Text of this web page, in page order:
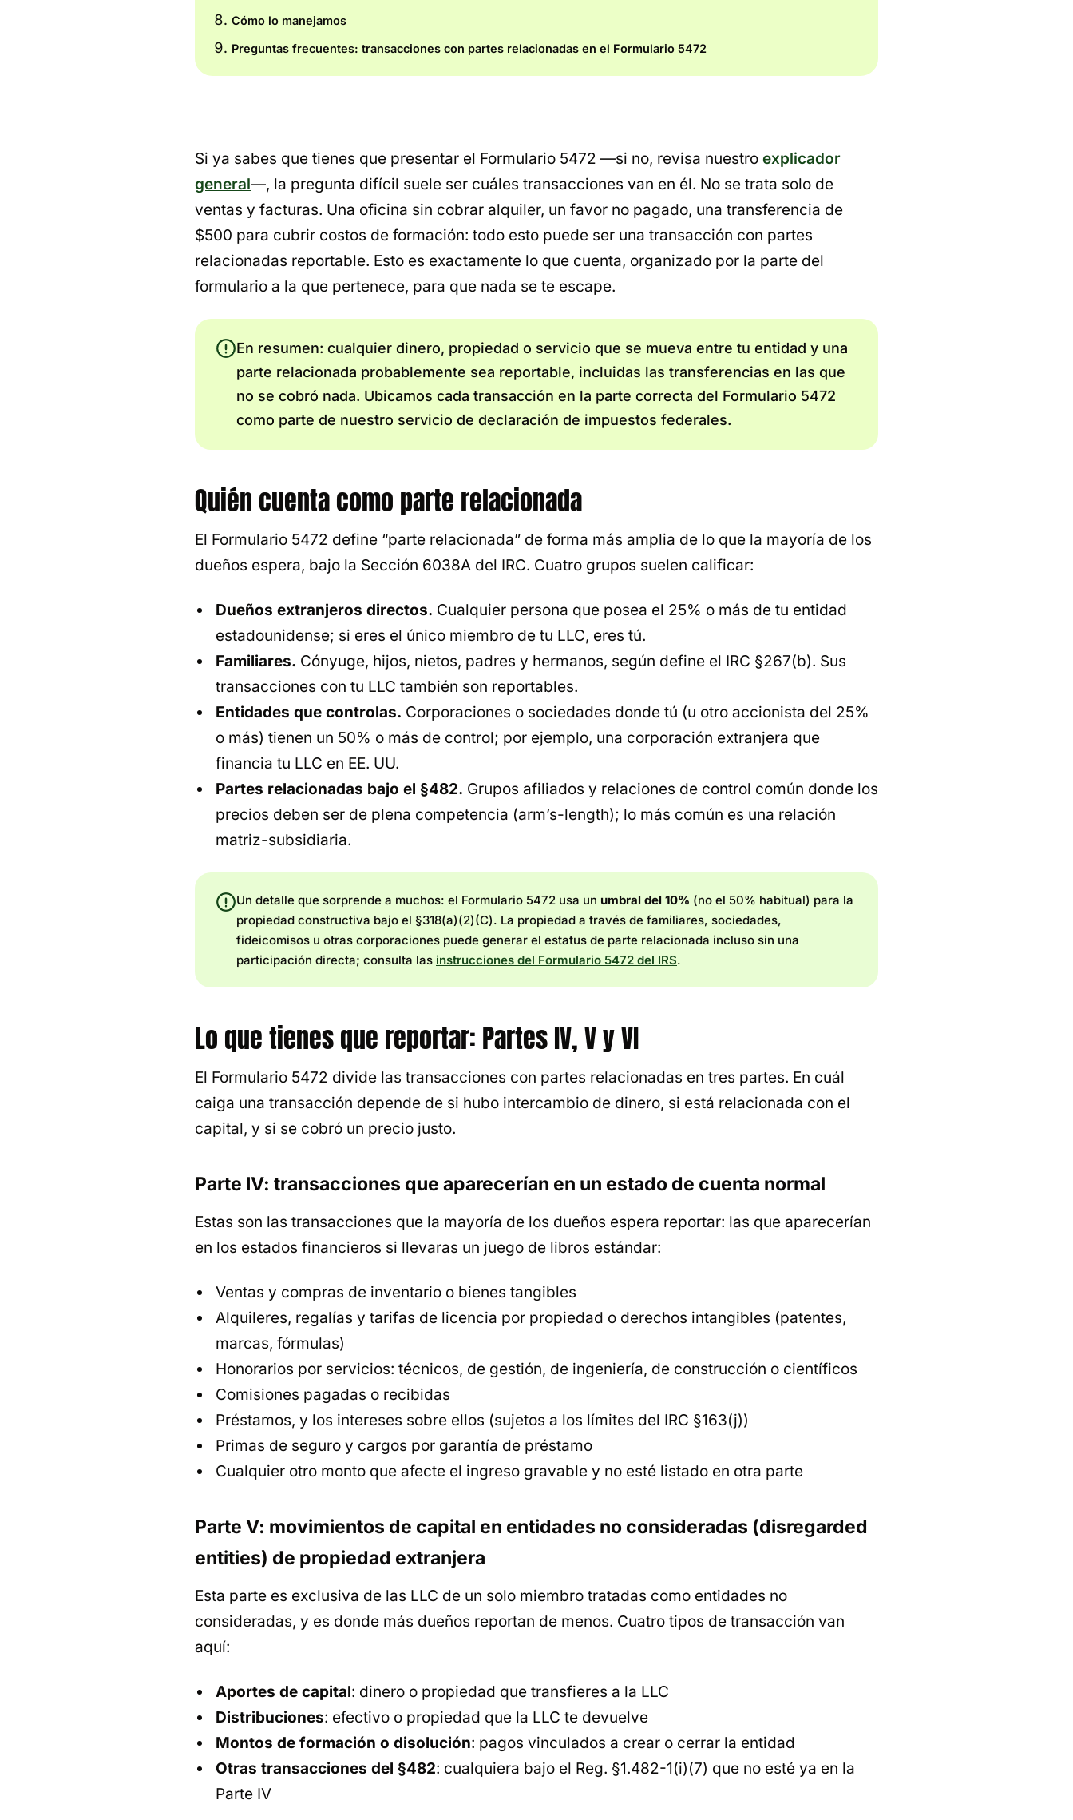
Cómo lo manejamos
Preguntas frecuentes: transacciones con partes relacionadas en el Formulario 5472
Si ya sabes que tienes que presentar el Formulario 5472 —si no, revisa nuestro explicador
general—, la pregunta difícil suele ser cuáles transacciones van en él. No se trata solo de
ventas y facturas. Una oficina sin cobrar alquiler, un favor no pagado, una transferencia de
$500 para cubrir costos de formación: todo esto puede ser una transacción con partes
relacionadas reportable. Esto es exactamente lo que cuenta, organizado por la parte del
formulario a la que pertenece, para que nada se te escape.
En resumen: cualquier dinero, propiedad o servicio que se mueva entre tu entidad y una
parte relacionada probablemente sea reportable, incluidas las transferencias en las que
no se cobró nada. Ubicamos cada transacción en la parte correcta del Formulario 5472
como parte de nuestro servicio de declaración de impuestos federales.
Quién cuenta como parte relacionada
El Formulario 5472 define “parte relacionada” de forma más amplia de lo que la mayoría de los
dueños espera, bajo la Sección 6038A del IRC. Cuatro grupos suelen calificar:
Dueños extranjeros directos. Cualquier persona que posea el 25% o más de tu entidad
estadounidense; si eres el único miembro de tu LLC, eres tú.
Familiares. Cónyuge, hijos, nietos, padres y hermanos, según define el IRC §267(b). Sus
transacciones con tu LLC también son reportables.
Entidades que controlas. Corporaciones o sociedades donde tú (u otro accionista del 25%
o más) tienen un 50% o más de control; por ejemplo, una corporación extranjera que
financia tu LLC en EE. UU.
Partes relacionadas bajo el §482. Grupos afiliados y relaciones de control común donde los
precios deben ser de plena competencia (arm’s-length); lo más común es una relación
matriz-subsidiaria.
Un detalle que sorprende a muchos: el Formulario 5472 usa un umbral del 10% (no el 50% habitual) para la
propiedad constructiva bajo el §318(a)(2)(C). La propiedad a través de familiares, sociedades,
fideicomisos u otras corporaciones puede generar el estatus de parte relacionada incluso sin una
participación directa; consulta las instrucciones del Formulario 5472 del IRS.
Lo que tienes que reportar: Partes IV, V y VI
El Formulario 5472 divide las transacciones con partes relacionadas en tres partes. En cuál
caiga una transacción depende de si hubo intercambio de dinero, si está relacionada con el
capital, y si se cobró un precio justo.
Parte IV: transacciones que aparecerían en un estado de cuenta normal
Estas son las transacciones que la mayoría de los dueños espera reportar: las que aparecerían
en los estados financieros si llevaras un juego de libros estándar:
Ventas y compras de inventario o bienes tangibles
Alquileres, regalías y tarifas de licencia por propiedad o derechos intangibles (patentes,
marcas, fórmulas)
Honorarios por servicios: técnicos, de gestión, de ingeniería, de construcción o científicos
Comisiones pagadas o recibidas
Préstamos, y los intereses sobre ellos (sujetos a los límites del IRC §163(j))
Primas de seguro y cargos por garantía de préstamo
Cualquier otro monto que afecte el ingreso gravable y no esté listado en otra parte
Parte V: movimientos de capital en entidades no consideradas (disregarded
entities) de propiedad extranjera
Esta parte es exclusiva de las LLC de un solo miembro tratadas como entidades no
consideradas, y es donde más dueños reportan de menos. Cuatro tipos de transacción van
aquí:
Aportes de capital: dinero o propiedad que transfieres a la LLC
Distribuciones: efectivo o propiedad que la LLC te devuelve
Montos de formación o disolución: pagos vinculados a crear o cerrar la entidad
Otras transacciones del §482: cualquiera bajo el Reg. §1.482-1(i)(7) que no esté ya en la
Parte IV